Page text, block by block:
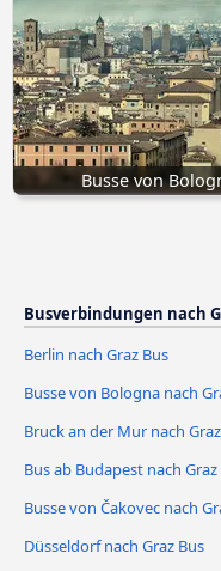
Busse von
Busverbindungen nach
Berlin nach Graz Bus
Busse von Bologna nach
Bruck an der Mur nach
Bus ab Budapest nach Graz
Busse von Čakovec nach
Düsseldorf nach Graz Bus